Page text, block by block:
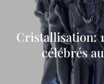
Cristallisation:
célébrés